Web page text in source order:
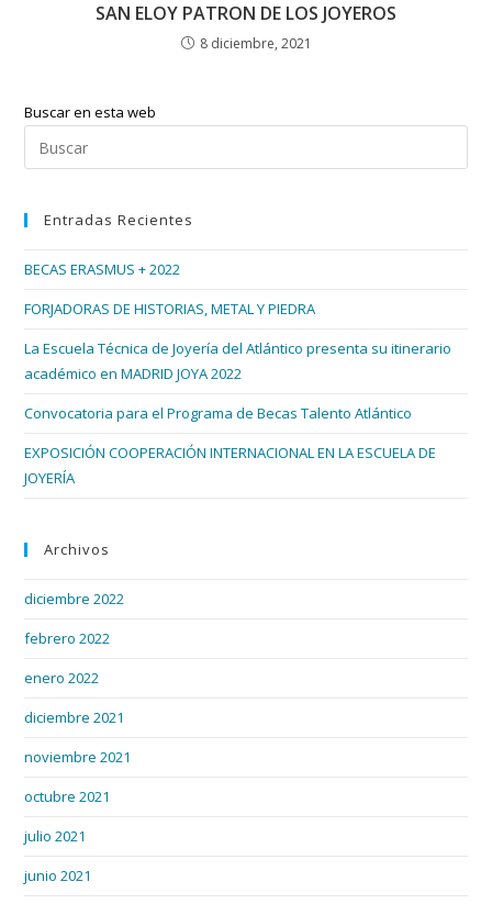
SAN ELOY PATRON DE LOS JOYEROS
8 diciembre, 2021
Buscar en esta web
Entradas Recientes
BECAS ERASMUS + 2022
FORJADORAS DE HISTORIAS, METAL Y PIEDRA
La Escuela Técnica de Joyería del Atlántico presenta su itinerario
académico en MADRID JOYA 2022
Convocatoria para el Programa de Becas Talento Atlántico
EXPOSICIÓN COOPERACIÓN INTERNACIONAL EN LA ESCUELA DE
JOYERÍA
Archivos
diciembre 2022
febrero 2022
enero 2022
diciembre 2021
noviembre 2021
octubre 2021
julio 2021
junio 2021